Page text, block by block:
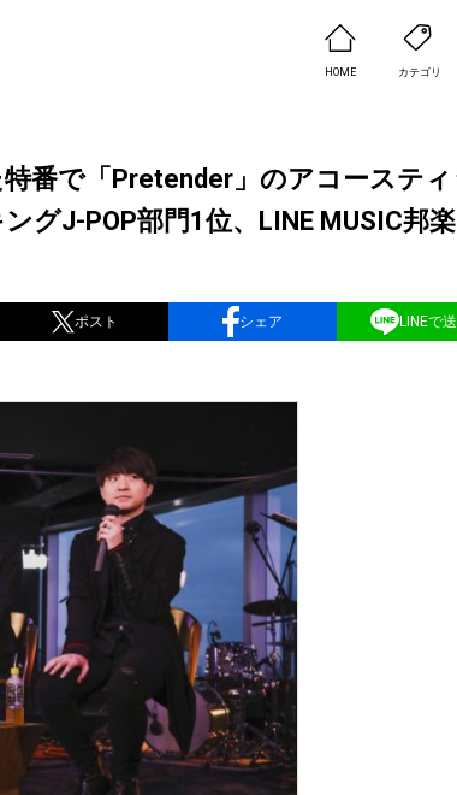
HOME カテゴリ
番で「Pretender」のアコーステ
グJ-POP部門1位、LINE MUSIC邦
ポスト シェア LINEで